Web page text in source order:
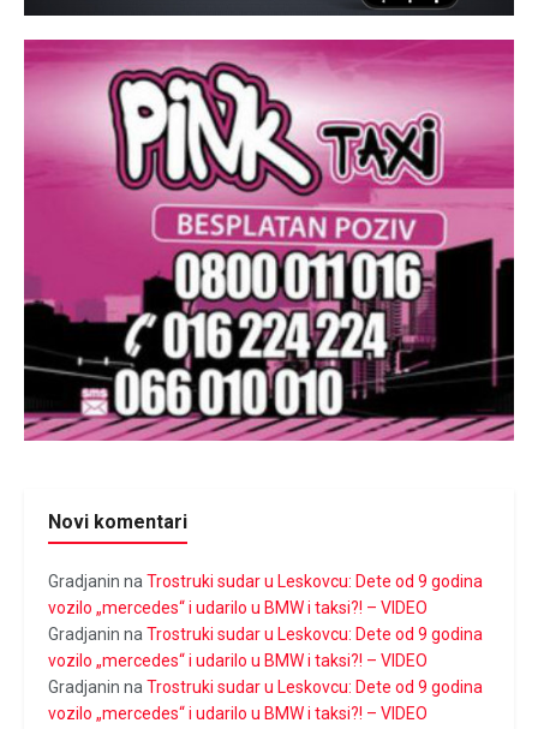
Novi komentari
Gradjanin naTrostruki sudar u Leskovcu: Dete od 9 godina
vozilo „mercedes“ i udarilo u BMW i taksi?! – VIDEO
Gradjanin naTrostruki sudar u Leskovcu: Dete od 9 godina
vozilo „mercedes“ i udarilo u BMW i taksi?! – VIDEO
Gradjanin naTrostruki sudar u Leskovcu: Dete od 9 godina
vozilo „mercedes“ i udarilo u BMW i taksi?! – VIDEO